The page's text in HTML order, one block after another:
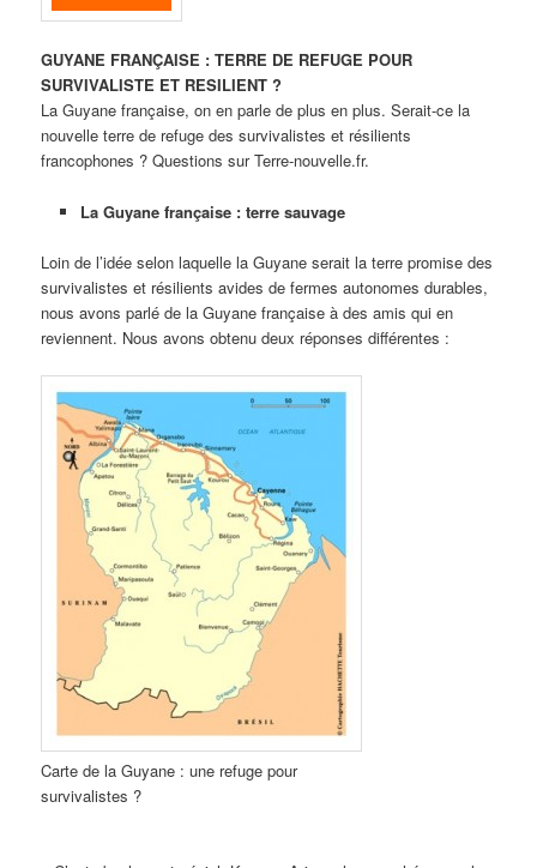
GUYANE FRANÇAISE : TERRE DE REFUGE POUR
SURVIVALISTE ET RESILIENT ?
La Guyane française, on en parle de plus en plus. Serait-ce la
nouvelle terre de refuge des survivalistes et résilients
francophones ? Questions sur Terre-nouvelle.fr.
La Guyane française : terre sauvage
Loin de l’idée selon laquelle la Guyane serait la terre promise des
survivalistes et résilients avides de fermes autonomes durables,
nous avons parlé de la Guyane française à des amis qui en
reviennent. Nous avons obtenu deux réponses différentes :
Carte de la Guyane : une refuge pour
survivalistes ?